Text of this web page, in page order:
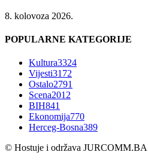
8. kolovoza 2026.
POPULARNE KATEGORIJE
Kultura3324
Vijesti3172
Ostalo2791
Scena2012
BIH841
Ekonomija770
Herceg-Bosna389
© Hostuje i održava JURCOMM.BA